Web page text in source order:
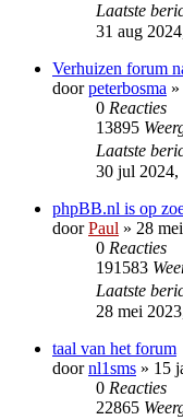
Laatste
31 aug
Verhuizen forum
doorpeterbosma
0 Reacties
13895
Laatste
30 jul 2024,
phpBB.nl is op
doorPaul » 28
0 Reacties
191583
Laatste
28 mei
taal van het forum
doornl1sms » 15
0 Reacties
22865